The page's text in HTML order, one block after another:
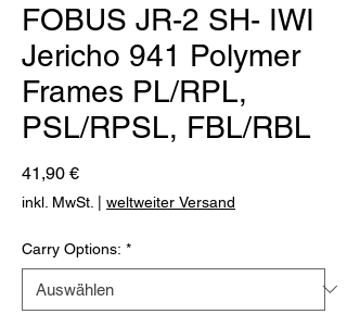
FOBUS JR-2 SH- IWI
Jericho 941 Polymer
Frames PL/RPL,
PSL/RPSL, FBL/RBL
41,90 €Preis
inkl. MwSt. weltweiter Versand
Carry Options: *